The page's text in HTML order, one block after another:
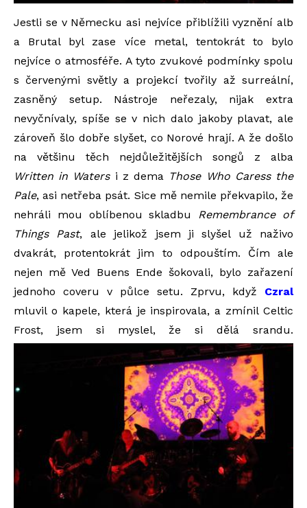
Jestli se v Německu asi nejvíce přiblížili vyznění alb
a Brutal byl zase více metal, tentokrát to bylo
nejvíce o atmosféře. A tyto zvukové podmínky spolu
s červenými světly a projekcí tvořily až surreální,
zasněný setup. Nástroje neřezaly, nijak extra
nevyčnívaly, spíše se v nich dalo jakoby plavat, ale
zároveň šlo dobře slyšet, co Norové hrají. A že došlo
na většinu těch nejdůležitějších songů z alba
Written in Watersi z dema Those Who Caress the
Pale, asi netřeba psát. Sice mě nemile překvapilo, že
nehráli mou oblíbenou skladbu Remembrance of
Things Past, ale jelikož jsem ji slyšel už naživo
dvakrát, protentokrát jim to odpouštím. Čím ale
nejen mě Ved Buens Ende šokovali, bylo zařazení
jednoho coveru v půlce setu. Zprvu, když Czral
mluvil o kapele, která je inspirovala, a zmínil Celtic
Frost, jsem si myslel, že si dělá srandu.